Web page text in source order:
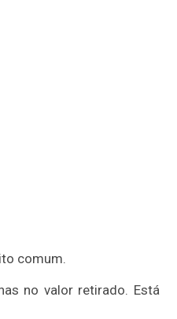
comum.
no valor retirado. Está